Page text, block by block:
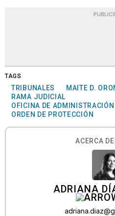
TAGS
TRIBUNALES
MAITE D.
RAMA JUDICIAL
OFICINA DE
ORDEN DE PROTECCIÓN
ACERCA
ADRIANA